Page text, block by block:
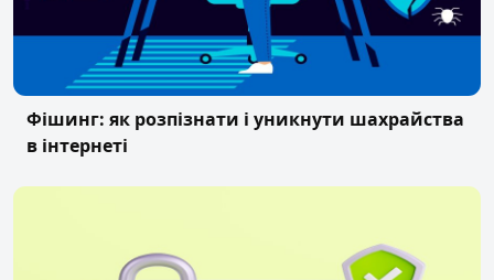
Фішинг: як розпізнати і уникнути шахрайства
в інтернеті